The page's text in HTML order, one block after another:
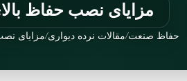
مزایای نصب حفاظ
حفاظ صنعت/مقالات نرده دیواری/مزایای